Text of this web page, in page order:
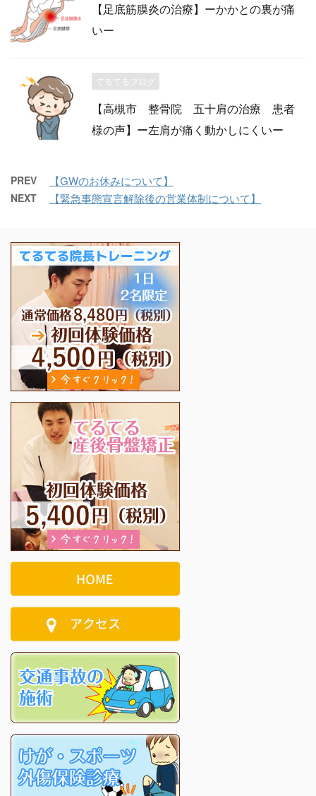
【足底筋膜炎の治療】ーかかとの裏が痛
いー
てるてるブログ
【高槻市 整骨院 五十肩の治療 患者
様の声】ー左肩が痛く動かしにくいー
PREV 【GWのお休みについて】
NEXT 【緊急事態宣言解除後の営業体制について】